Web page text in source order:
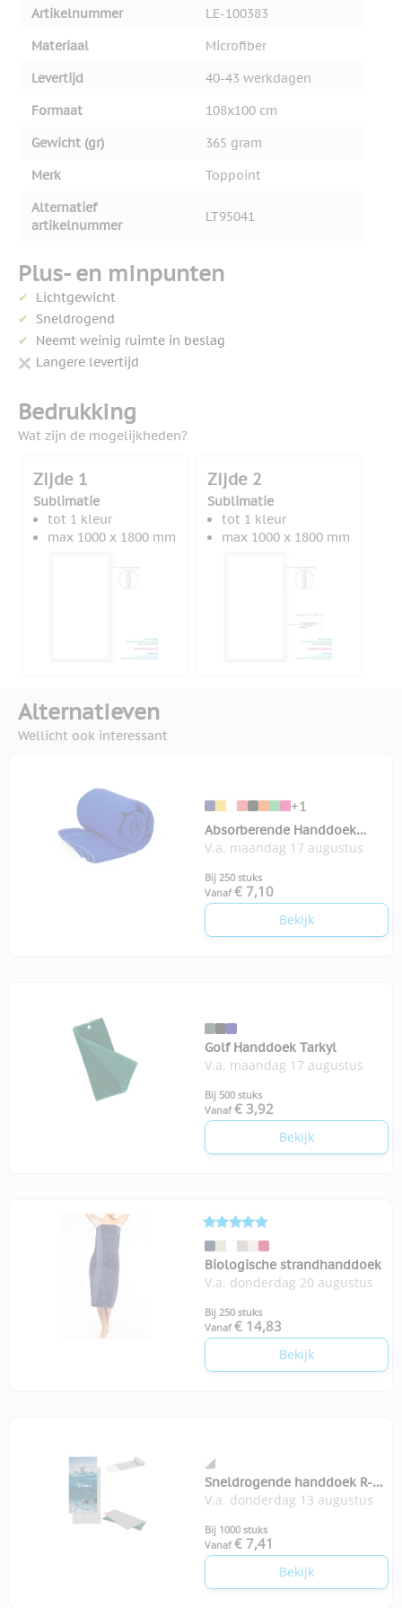
Artikelnummer
LE-100383
Materiaal
Microfiber
Levertijd
40-43 werkdagen
Formaat
108x100 cm
Gewicht (gr)
365 gram
Merk
Toppoint
Alternatief
artikelnummer
LT95041
Plus- en minpunten
Lichtgewicht
Sneldrogend
Neemt weinig ruimte in beslag
Langere levertijd
Bedrukking
Wat zijn de mogelijkheden?
Zijde 1
Sublimatie
tot 1 kleur
max 1000 x 1800 mm
Zijde 2
Sublimatie
tot 1 kleur
max 1000 x 1800 mm
Alternatieven
Wellicht ook interessant
+1
Absorberende Handdoek
Bayalax
V.a. maandag 17 augustus
Bij 250 stuks
Vanaf € 7,10
Bekijk
Golf Handdoek Tarkyl
V.a. maandag 17 augustus
Bij 500 stuks
Vanaf € 3,92
Bekijk
Biologische strandhanddoek
V.a. donderdag 20 augustus
Bij 250 stuks
Vanaf € 14,83
Bekijk
Sneldrogende handdoek R-
PET 70x140
V.a. donderdag 13 augustus
Bij 1000 stuks
Vanaf € 7,41
Bekijk